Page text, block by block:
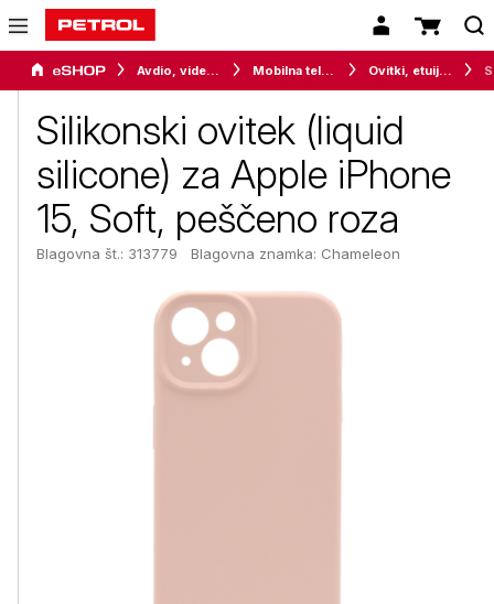
Avdio, video in telefonija Mobilna telefonija Ovitki, etuiji, torbice in držala
Silikonski ovitek (liquid
silicone) za Apple iPhone
15, Soft, peščeno roza
Blagovna št.: 313779 Blagovna znamka: Chameleon